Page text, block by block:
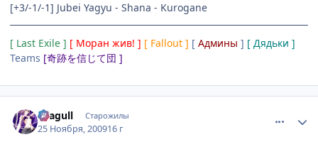
[+3/-1/-1] Jubei Yagyu - Shana - Kurogane
[ Last Exile ] [ Моран жив! ] [ Fallout ] [ Админы ] [ Дядьки ]
Teams [奇跡を信じて団 ]
Seagull Старожилы
25 Ноября, 200916 г